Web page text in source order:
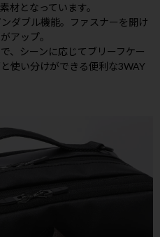
材となっています。
ダブル機能。ファスナーを開け
アップ。
、シーンに応じてブリーフケー
使い分けができる便利な3WAY